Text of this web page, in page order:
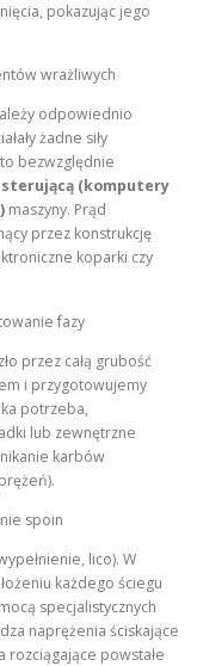
pokazując jego
wrażliwych
odpowiednio
żadne siły
bezwzględnie
(komputery
maszyny. Prąd
przez konstrukcję
koparki czy
fazy
przez całą grubość
i przygotowujemy
potrzeba,
lub zewnętrzne
karbów
spoin
lico). W
każdego ściegu
specjalistycznych
naprężenia ściskające
rozciągające powstałe